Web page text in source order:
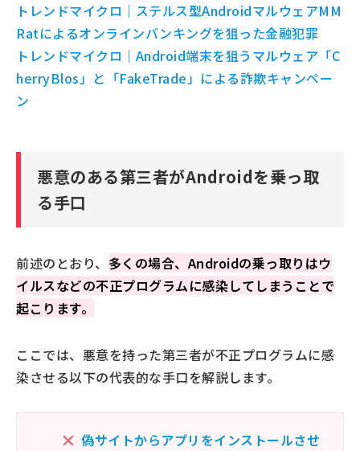
トレンドマイクロ｜ステルス型AndroidマルウェアMM
Ratによるオンラインバンキングを狙った金融犯罪
トレンドマイクロ｜Android端末を狙うマルウェア「C
herryBlos」と「FakeTrade」による詐欺キャンペー
ン
悪意のある第三者がAndroidを乗っ取
る手口
前述のとおり、 多くの場合、Androidの乗っ取りはウ
イルスなどの不正プログラムに感染してしまうことで
起こります。
ここでは、悪意を持った第三者が不正プログラムに感
染させる以下の代表的な手口を解説します。
偽サイトからアプリをインストールさせ